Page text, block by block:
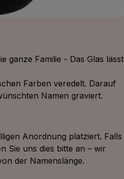
ganze Familie - Das Glas lässt
Farben veredelt. Darauf
Namen graviert.
Anordnung platziert. Falls
Sie uns dies bitte an – wir
der Namenslänge.